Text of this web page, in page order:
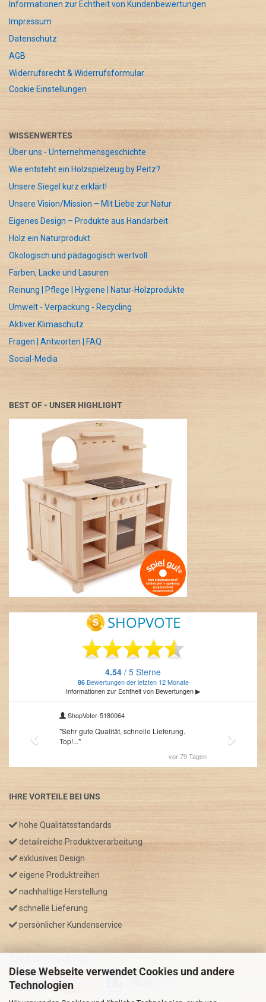
Diese Webseite verwendet Cookies und andere
Technologien
Informationen zur Echtheit von Kundenbewertungen
Impressum
Datenschutz
AGB
Widerrufsrecht & Widerrufsformular
Cookie Einstellungen
WISSENWERTES
Über uns - Unternehmensgeschichte
Wie entsteht ein Holzspielzeug by Peitz?
Unsere Siegel kurz erklärt!
Unsere Vision/Mission – Mit Liebe zur Natur
Eigenes Design – Produkte aus Handarbeit
Holz ein Naturprodukt
Ökologisch und pädagogisch wertvoll
Farben, Lacke und Lasuren
Reinung | Pflege | Hygiene | Natur-Holzprodukte
Umwelt - Verpackung - Recycling
Aktiver Klimaschutz
Fragen | Antworten | FAQ
Social-Media
BEST OF - UNSER HIGHLIGHT
IHRE VORTEILE BEI UNS
hohe Qualitätsstandards
detailreiche Produktverarbeitung
exklusives Design
eigene Produktreihen
nachhaltige Herstellung
schnelle Lieferung
persönlicher Kundenservice